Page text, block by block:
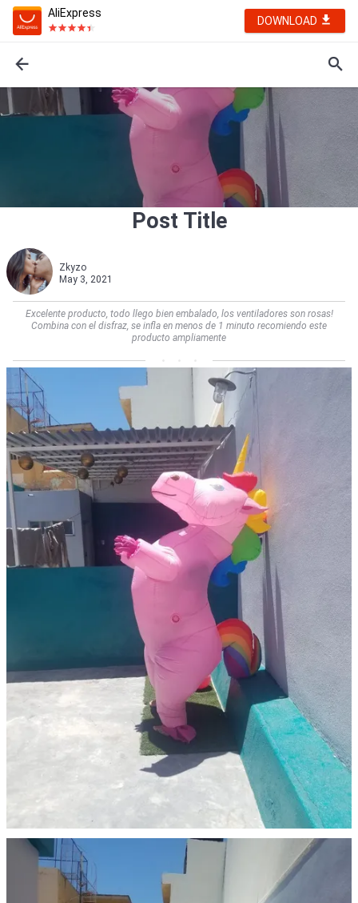
AliExpress
DOWNLOAD
Post Title
Zkyzo
May 3, 2021
Excelente producto, todo llego bien embalado, los ventiladores son rosas!
Combina con el disfraz, se infla en menos de 1 minuto recomiendo este
producto ampliamente